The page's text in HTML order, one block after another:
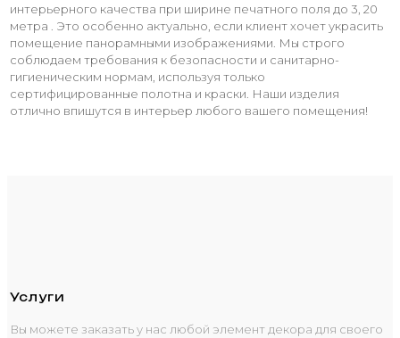
интерьерного качества при ширине печатного поля до 3, 20
метра . Это особенно актуально, если клиент хочет украсить
помещение панорамными изображениями. Мы строго
соблюдаем требования к безопасности и санитарно-
гигиеническим нормам, используя только
сертифицированные полотна и краски. Наши изделия
отлично впишутся в интерьер любого вашего помещения!
Услуги
Вы можете заказать у нас любой элемент декора для своего